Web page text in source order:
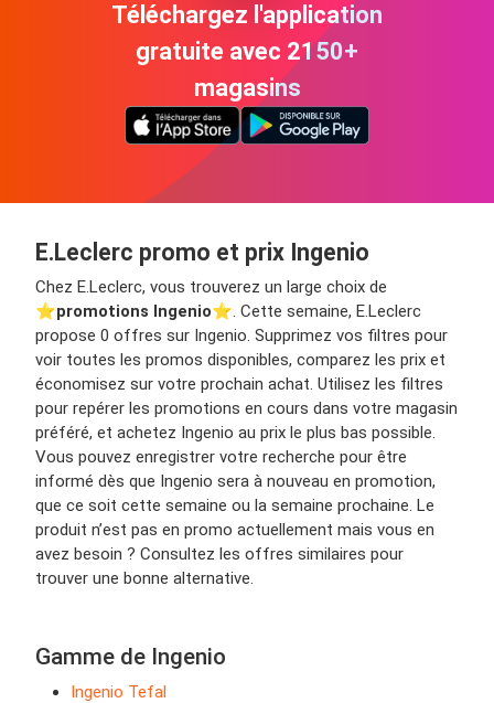
Téléchargez l'application
gratuite avec 2150+
magasins
E.Leclerc promo et prix Ingenio
Chez E.Leclerc, vous trouverez un large choix de
⭐️promotions Ingenio⭐️. Cette semaine, E.Leclerc
propose 0 offres sur Ingenio. Supprimez vos filtres pour
voir toutes les promos disponibles, comparez les prix et
économisez sur votre prochain achat. Utilisez les filtres
pour repérer les promotions en cours dans votre magasin
préféré, et achetez Ingenio au prix le plus bas possible.
Vous pouvez enregistrer votre recherche pour être
informé dès que Ingenio sera à nouveau en promotion,
que ce soit cette semaine ou la semaine prochaine. Le
produit n’est pas en promo actuellement mais vous en
avez besoin ? Consultez les offres similaires pour
trouver une bonne alternative.
Gamme de Ingenio
Ingenio Tefal